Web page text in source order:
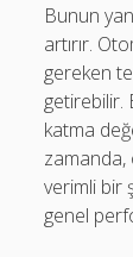
Bunun
artırır.
gereken
getirebilir.
katma
zamanda,
verimli bir
genel